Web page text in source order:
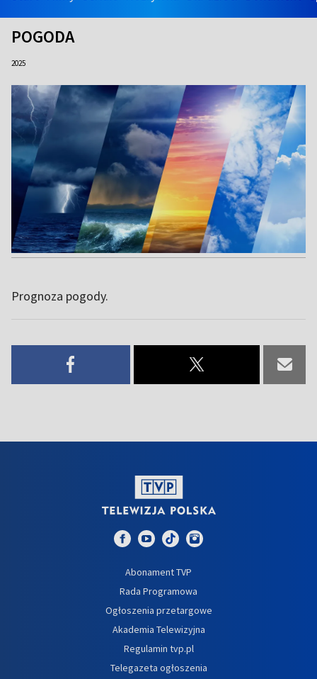
POGODA
2025
Prognoza pogody.
Abonament TVP
Rada Programowa
Ogłoszenia przetargowe
Akademia Telewizyjna
Regulamin tvp.pl
Telegazeta ogłoszenia